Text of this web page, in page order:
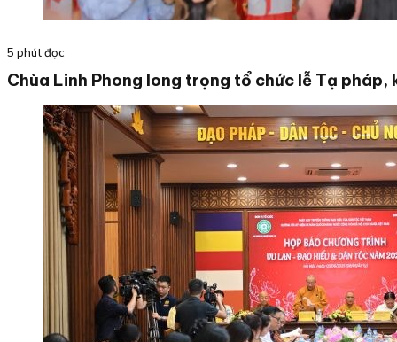
5 phút đọc
Chùa Linh Phong long trọng tổ chức lễ Tạ